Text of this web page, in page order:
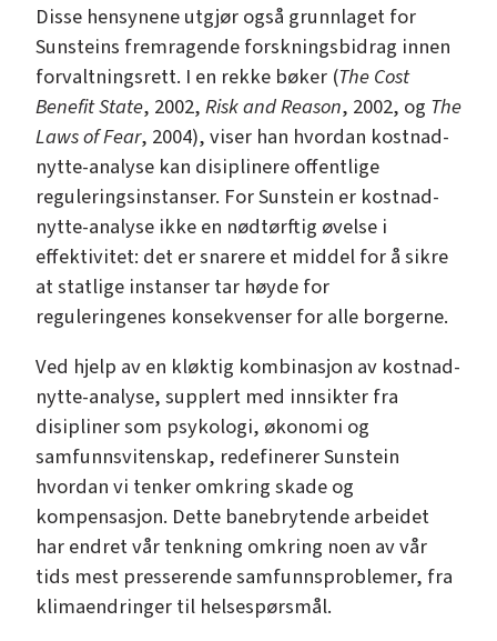
Disse hensynene utgjør også grunnlaget for
Sunsteins fremragende forskningsbidrag innen
forvaltningsrett. I en rekke bøker (The Cost
Benefit State, 2002,Risk and Reason, 2002, og The
Laws of Fear, 2004), viser han hvordan kostnad-
nytte-analyse kan disiplinere offentlige
reguleringsinstanser. For Sunstein er kostnad-
nytte-analyse ikke en nødtørftig øvelse i
effektivitet: det er snarere et middel for å sikre
at statlige instanser tar høyde for
reguleringenes konsekvenser for alle borgerne.
Ved hjelp av en kløktig kombinasjon av kostnad-
nytte-analyse, supplert med innsikter fra
disipliner som psykologi, økonomi og
samfunnsvitenskap, redefinerer Sunstein
hvordan vi tenker omkring skade og
kompensasjon. Dette banebrytende arbeidet
har endret vår tenkning omkring noen av vår
tids mest presserende samfunnsproblemer, fra
klimaendringer til helsespørsmål.